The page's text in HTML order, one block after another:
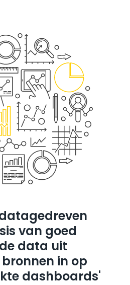
van goed
data uit
in op
dashboards'